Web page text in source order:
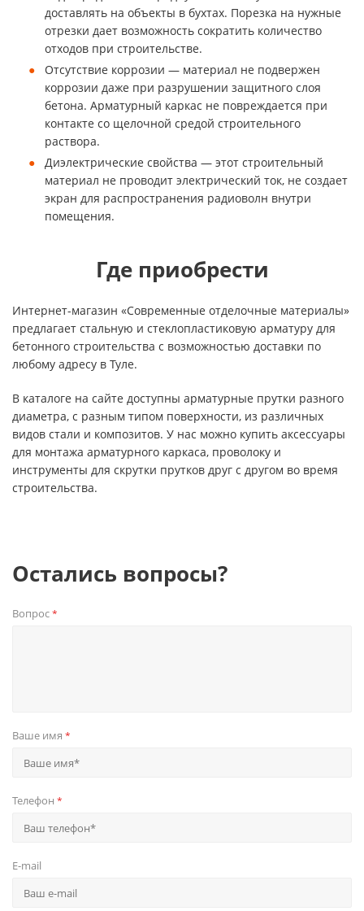
доставлять на объекты в бухтах. Порезка на нужные
отрезки дает возможность сократить количество
отходов при строительстве.
Отсутствие коррозии — материал не подвержен
коррозии даже при разрушении защитного слоя
бетона. Арматурный каркас не повреждается при
контакте со щелочной средой строительного
раствора.
Диэлектрические свойства — этот строительный
материал не проводит электрический ток, не создает
экран для распространения радиоволн внутри
помещения.
Где приобрести
Интернет-магазин «Современные отделочные материалы»
предлагает стальную и стеклопластиковую арматуру для
бетонного строительства с возможностью доставки по
любому адресу в Туле.
В каталоге на сайте доступны арматурные прутки разного
диаметра, с разным типом поверхности, из различных
видов стали и композитов. У нас можно купить аксессуары
для монтажа арматурного каркаса, проволоку и
инструменты для скрутки прутков друг с другом во время
строительства.
Остались вопросы?
Вопрос*
Ваше имя *
Телефон *
E-mail